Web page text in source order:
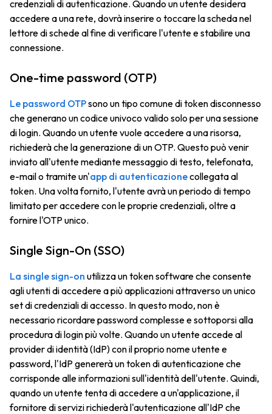
credenziali di autenticazione. Quando un utente desidera
accedere a una rete, dovrà inserire o toccare la scheda nel
lettore di schede al fine di verificare l'utente e stabilire una
connessione.
One-time password (OTP)
Le password OTPsono un tipo comune di token disconnesso
che generano un codice univoco valido solo per una sessione
di login. Quando un utente vuole accedere a una risorsa,
richiederà che la generazione di un OTP. Questo può venir
inviato all'utente mediante messaggio di testo, telefonata,
e-mail o tramite un'app di autenticazionecollegata al
token. Una volta fornito, l'utente avrà un periodo di tempo
limitato per accedere con le proprie credenziali, oltre a
fornire l'OTP unico.
Single Sign-On (SSO)
La single sign-on utilizza un token software che consente
agli utenti di accedere a più applicazioni attraverso un unico
set di credenziali di accesso. In questo modo, non è
necessario ricordare password complesse e sottoporsi alla
procedura di login più volte. Quando un utente accede al
provider di identità (IdP) con il proprio nome utente e
password, l'IdP genererà un token di autenticazione che
corrisponde alle informazioni sull'identità dell'utente. Quindi,
quando un utente tenta di accedere a un'applicazione, il
fornitore di servizi richiederà l'autenticazione all'IdP che